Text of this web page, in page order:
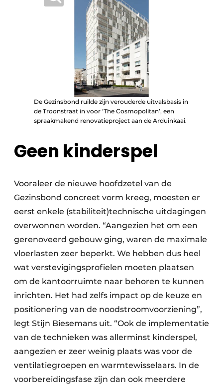
De Gezinsbond ruilde zijn verouderde uitvalsbasis in
de Troonstraat in voor ‘The Cosmopolitan’, een
spraakmakend renovatieproject aan de Arduinkaai.
Geen kinderspel
Vooraleer de nieuwe hoofdzetel van de
Gezinsbond concreet vorm kreeg, moesten er
eerst enkele (stabiliteit)technische uitdagingen
overwonnen worden. “Aangezien het om een
gerenoveerd gebouw ging, waren de maximale
vloerlasten zeer beperkt. We hebben dus heel
wat verstevigingsprofielen moeten plaatsen
om de kantoorruimte naar behoren te kunnen
inrichten. Het had zelfs impact op de keuze en
positionering van de noodstroomvoorziening”,
legt Stijn Biesemans uit. “Ook de implementatie
van de technieken was allerminst kinderspel,
aangezien er zeer weinig plaats was voor de
ventilatiegroepen en warmtewisselaars. In de
voorbereidingsfase zijn dan ook meerdere